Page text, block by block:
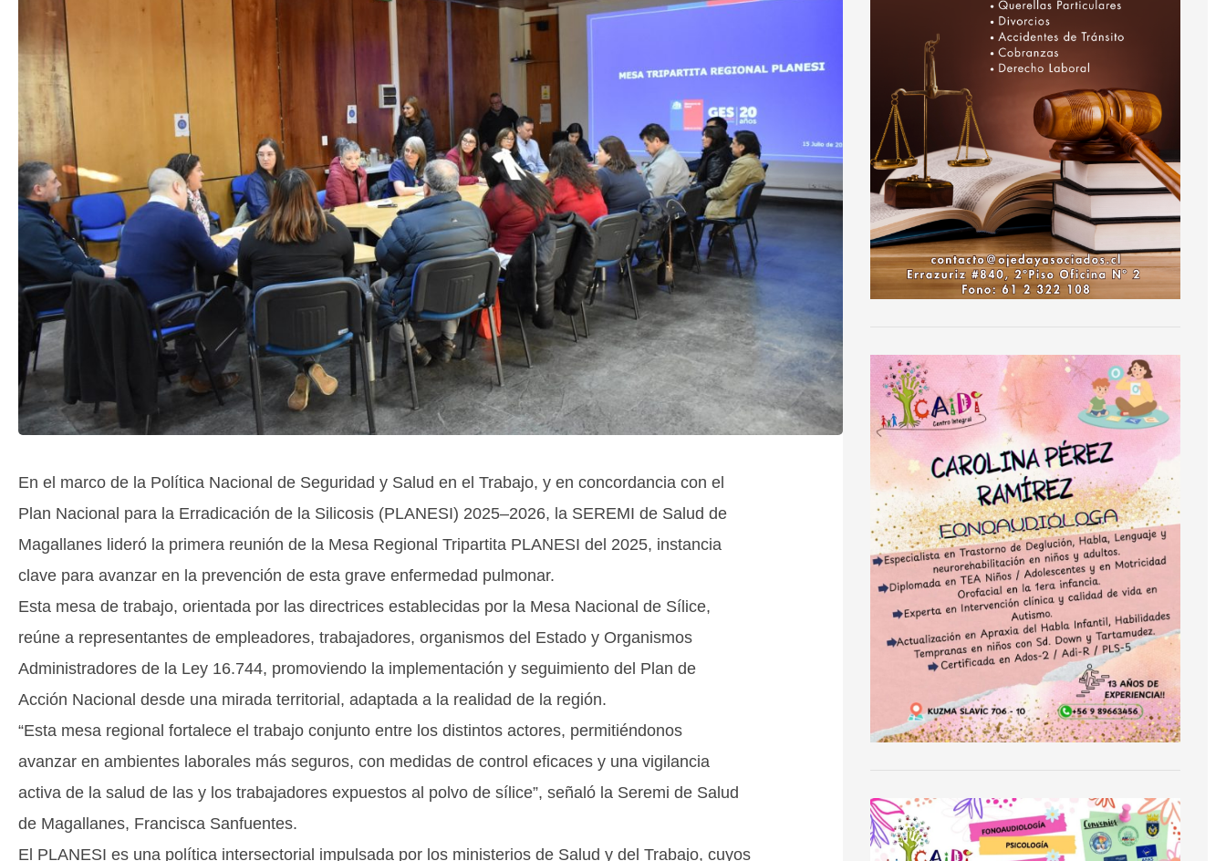
En el marco de la Política Nacional de Seguridad y Salud en el Trabajo, y en concordancia con el
Plan Nacional para la Erradicación de la Silicosis (PLANESI) 2025–2026, la SEREMI de Salud de
Magallanes lideró la primera reunión de la Mesa Regional Tripartita PLANESI del 2025, instancia
clave para avanzar en la prevención de esta grave enfermedad pulmonar.
Esta mesa de trabajo, orientada por las directrices establecidas por la Mesa Nacional de Sílice,
reúne a representantes de empleadores, trabajadores, organismos del Estado y Organismos
Administradores de la Ley 16.744, promoviendo la implementación y seguimiento del Plan de
Acción Nacional desde una mirada territorial, adaptada a la realidad de la región.
“Esta mesa regional fortalece el trabajo conjunto entre los distintos actores, permitiéndonos
avanzar en ambientes laborales más seguros, con medidas de control eficaces y una vigilancia
activa de la salud de las y los trabajadores expuestos al polvo de sílice”, señaló la Seremi de Salud
de Magallanes, Francisca Sanfuentes.
El PLANESI es una política intersectorial impulsada por los ministerios de Salud y del Trabajo, cuyos